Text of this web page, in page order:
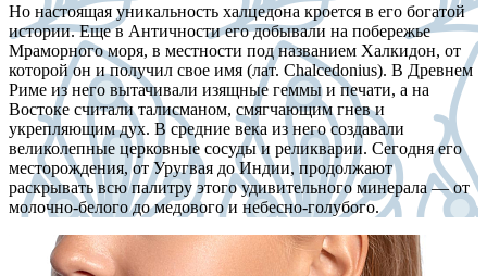
Но настоящая уникальность халцедона кроется в его богатой
истории. Еще в Античности его добывали на побережье
Мраморного моря, в местности под названием Халкидон, от
которой он и получил свое имя (лат. Chalcedonius). В Древнем
Риме из него вытачивали изящные геммы и печати, а на
Востоке считали талисманом, смягчающим гнев и
укрепляющим дух. В средние века из него создавали
великолепные церковные сосуды и реликварии. Сегодня его
месторождения, от Уругвая до Индии, продолжают
раскрывать всю палитру этого удивительного минерала — от
молочно-белого до медового и небесно-голубого.